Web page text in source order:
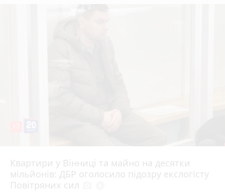
Квартири у Вінниці та майно на десятки
мільйонів: ДБР оголосило підозру екслогісту
Повітряних сил
6 серпня 2026 р.